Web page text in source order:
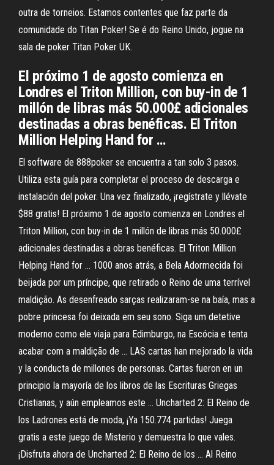
outra de torneios. Estamos contentes que faz parte da
comunidade do Titan Poker! Se é do Reino Unido, jogue na
sala de poker Titan Poker UK.
El próximo 1 de agosto comienza en
Londres el Triton Million, con buy-in de 1
millón de libras más 50.000£ adicionales
destinadas a obras benéficas. El Triton
Million Helping Hand for …
El software de 888poker se encuentra a tan solo 3 pasos.
Utiliza esta guía para completar el proceso de descarga e
instalación del poker. Una vez finalizado, ¡regístrate y llévate
$88 gratis! El próximo 1 de agosto comienza en Londres el
Triton Million, con buy-in de 1 millón de libras más 50.000£
adicionales destinadas a obras benéficas. El Triton Million
Helping Hand for … 1000 anos atrás, a Bela Adormecida foi
beijada por um príncipe, que retirado o Reino de uma terrível
maldição. As desenfreado sarças realizaram-se na baía, mas a
pobre princesa foi deixada em seu sono. Siga um detetive
moderno como ele viaja para Edimburgo, na Escócia e tenta
acabar com a maldição de … LAS cartas han mejorado la vida
y la conducta de millones de personas. Cartas fueron en un
principio la mayoría de los libros de las Escrituras Griegas
Cristianas, y aún empleamos este … Uncharted 2: El Reino de
los Ladrones está de moda, ¡Ya 150.774 partidas! Juega
gratis a este juego de Misterio y demuestra lo que vales.
¡Disfruta ahora de Uncharted 2: El Reino de los … Al Reino